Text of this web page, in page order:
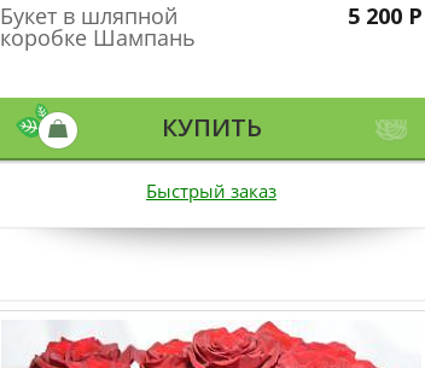
Букет в шляпной
коробке Шампань
5 200 Р
КУПИТЬ
Быстрый заказ